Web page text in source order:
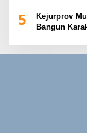
5
Kejurprov
Bangun